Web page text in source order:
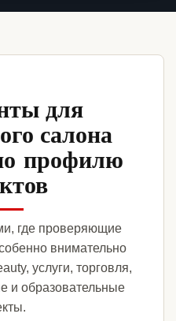
для
салона
профилю
где проверяющие
внимательно
услуги, торговля,
и образовательные